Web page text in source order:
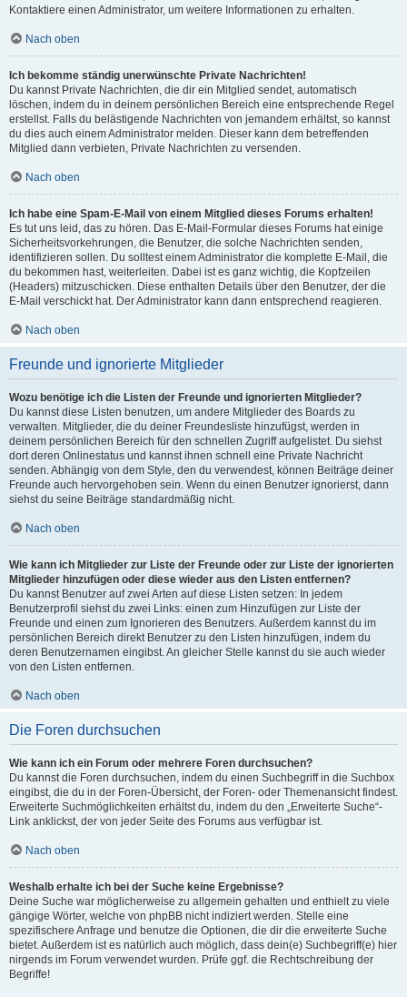
Kontaktiere einen Administrator, um weitere Informationen zu erhalten.
Nach oben
Ich bekomme ständig unerwünschte Private Nachrichten!
Du kannst Private Nachrichten, die dir ein Mitglied sendet, automatisch
löschen, indem du in deinem persönlichen Bereich eine entsprechende Regel
erstellst. Falls du belästigende Nachrichten von jemandem erhältst, so kannst
du dies auch einem Administrator melden. Dieser kann dem betreffenden
Mitglied dann verbieten, Private Nachrichten zu versenden.
Nach oben
Ich habe eine Spam-E-Mail von einem Mitglied dieses Forums erhalten!
Es tut uns leid, das zu hören. Das E-Mail-Formular dieses Forums hat einige
Sicherheitsvorkehrungen, die Benutzer, die solche Nachrichten senden,
identifizieren sollen. Du solltest einem Administrator die komplette E-Mail, die
du bekommen hast, weiterleiten. Dabei ist es ganz wichtig, die Kopfzeilen
(Headers) mitzuschicken. Diese enthalten Details über den Benutzer, der die
E-Mail verschickt hat. Der Administrator kann dann entsprechend reagieren.
Nach oben
Freunde und ignorierte Mitglieder
Wozu benötige ich die Listen der Freunde und ignorierten Mitglieder?
Du kannst diese Listen benutzen, um andere Mitglieder des Boards zu
verwalten. Mitglieder, die du deiner Freundesliste hinzufügst, werden in
deinem persönlichen Bereich für den schnellen Zugriff aufgelistet. Du siehst
dort deren Onlinestatus und kannst ihnen schnell eine Private Nachricht
senden. Abhängig von dem Style, den du verwendest, können Beiträge deiner
Freunde auch hervorgehoben sein. Wenn du einen Benutzer ignorierst, dann
siehst du seine Beiträge standardmäßig nicht.
Nach oben
Wie kann ich Mitglieder zur Liste der Freunde oder zur Liste der ignorierten
Mitglieder hinzufügen oder diese wieder aus den Listen entfernen?
Du kannst Benutzer auf zwei Arten auf diese Listen setzen: In jedem
Benutzerprofil siehst du zwei Links: einen zum Hinzufügen zur Liste der
Freunde und einen zum Ignorieren des Benutzers. Außerdem kannst du im
persönlichen Bereich direkt Benutzer zu den Listen hinzufügen, indem du
deren Benutzernamen eingibst. An gleicher Stelle kannst du sie auch wieder
von den Listen entfernen.
Nach oben
Die Foren durchsuchen
Wie kann ich ein Forum oder mehrere Foren durchsuchen?
Du kannst die Foren durchsuchen, indem du einen Suchbegriff in die Suchbox
eingibst, die du in der Foren-Übersicht, der Foren- oder Themenansicht findest.
Erweiterte Suchmöglichkeiten erhältst du, indem du den „Erweiterte Suche“-
Link anklickst, der von jeder Seite des Forums aus verfügbar ist.
Nach oben
Weshalb erhalte ich bei der Suche keine Ergebnisse?
Deine Suche war möglicherweise zu allgemein gehalten und enthielt zu viele
gängige Wörter, welche von phpBB nicht indiziert werden. Stelle eine
spezifischere Anfrage und benutze die Optionen, die dir die erweiterte Suche
bietet. Außerdem ist es natürlich auch möglich, dass dein(e) Suchbegriff(e) hier
nirgends im Forum verwendet wurden. Prüfe ggf. die Rechtschreibung der
Begriffe!